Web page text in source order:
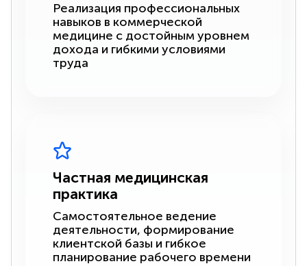
Реализация профессиональных
навыков в коммерческой
медицине с достойным уровнем
дохода и гибкими условиями
труда
Частная медицинская
практика
Самостоятельное ведение
деятельности, формирование
клиентской базы и гибкое
планирование рабочего времени